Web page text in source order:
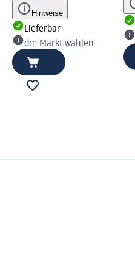
Hinweise
Lieferbar
dm Markt wählen